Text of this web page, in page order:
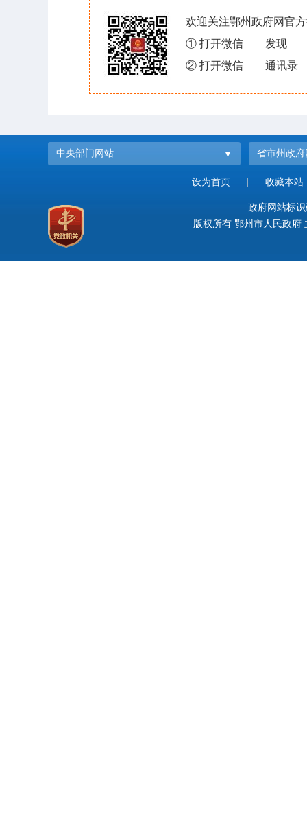
欢迎关注鄂州政府网官
① 打开微信——发现——
② 打开微信——通讯录
中央部门网站 省市州政府
设为首页 收藏本站
政府网站标
版权所有 鄂州市人民政府